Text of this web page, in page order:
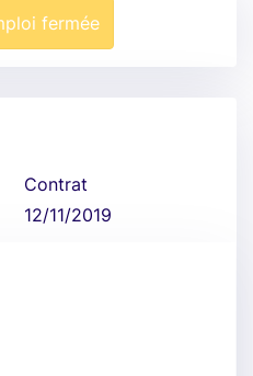
fermée
Contrat
12/11/2019